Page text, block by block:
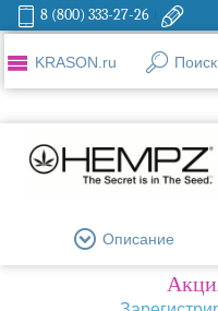
8 (800) 333-27-26
KRASON.ru Поиск
Описание